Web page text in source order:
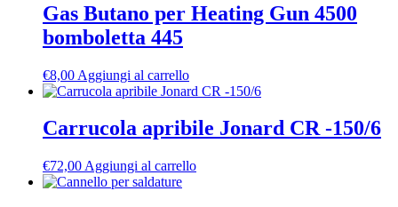
Gas Butano per Heating Gun 4500
bomboletta 445
€8,00 Aggiungi al carrello
Carrucola apribile Jonard CR -150/6
€72,00 Aggiungi al carrello